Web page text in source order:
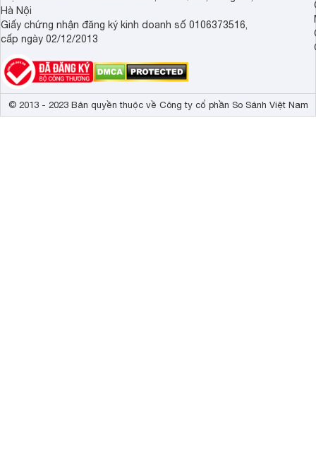
Hà Nội
Giấy chứng nhận đăng ký kinh doanh số 0106373516,
cấp ngày 02/12/2013
© 2013 - 2023 Bản quyền thuộc về Công ty cổ phần So Sánh Việt Nam